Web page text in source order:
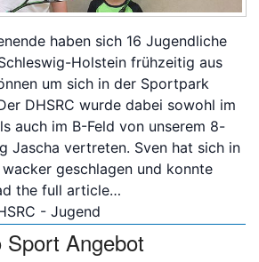
haben sich 16 Jugendliche
Holstein frühzeitig aus
um sich in der Sportpark
DHSRC wurde dabei sowohl im
auch im B-Feld von unserem 8-
Jascha vertreten. Sven hat sich in
geschlagen und konnte
the full article…
- Jugend
Sport Angebot